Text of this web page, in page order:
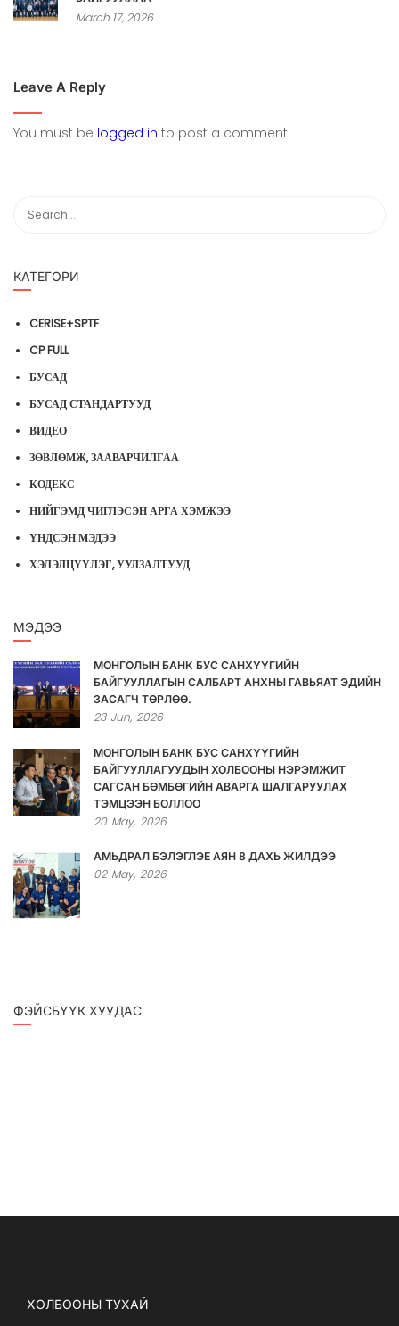
March 17, 2026
Leave A Reply
You must be logged in to post a comment.
КАТЕГОРИ
CERISE+SPTF
CP FULL
БУСАД
БУСАД СТАНДАРТУУД
ВИДЕО
ЗӨВЛӨМЖ, ЗААВАРЧИЛГАА
КОДЕКС
НИЙГЭМД ЧИГЛЭСЭН АРГА ХЭМЖЭЭ
ҮНДСЭН МЭДЭЭ
ХЭЛЭЛЦҮҮЛЭГ, УУЛЗАЛТУУД
МЭДЭЭ
МОНГОЛЫН БАНК БУС САНХҮҮГИЙН
БАЙГУУЛЛАГЫН САЛБАРТ АНХНЫ ГАВЬЯАТ ЭДИЙН
ЗАСАГЧ ТӨРЛӨӨ.
23 Jun, 2026
МОНГОЛЫН БАНК БУС САНХҮҮГИЙН
БАЙГУУЛЛАГУУДЫН ХОЛБООНЫ НЭРЭМЖИТ
САГСАН БӨМБӨГИЙН АВАРГА ШАЛГАРУУЛАХ
ТЭМЦЭЭН БОЛЛОО
20 May, 2026
АМЬДРАЛ БЭЛЭГЛЭЕ АЯН 8 ДАХЬ ЖИЛДЭЭ
02 May, 2026
ФЭЙСБҮҮК ХУУДАС
ХОЛБООНЫ ТУХАЙ